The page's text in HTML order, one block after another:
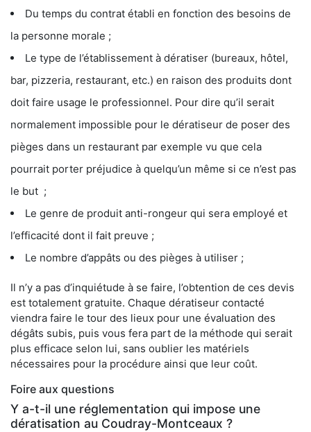
Du temps du contrat établi en fonction des besoins de
la personne morale ;
Le type de l’établissement à dératiser (bureaux, hôtel,
bar, pizzeria, restaurant, etc.) en raison des produits dont
doit faire usage le professionnel. Pour dire qu’il serait
normalement impossible pour le dératiseur de poser des
pièges dans un restaurant par exemple vu que cela
pourrait porter préjudice à quelqu’un même si ce n’est pas
le but ;
Le genre de produit anti-rongeur qui sera employé et
l’efficacité dont il fait preuve ;
Le nombre d’appâts ou des pièges à utiliser ;
Il n’y a pas d’inquiétude à se faire, l’obtention de ces devis
est totalement gratuite. Chaque dératiseur contacté
viendra faire le tour des lieux pour une évaluation des
dégâts subis, puis vous fera part de la méthode qui serait
plus efficace selon lui, sans oublier les matériels
nécessaires pour la procédure ainsi que leur coût.
Foire aux questions
Y a-t-il une réglementation qui impose une
dératisation au Coudray-Montceaux ?